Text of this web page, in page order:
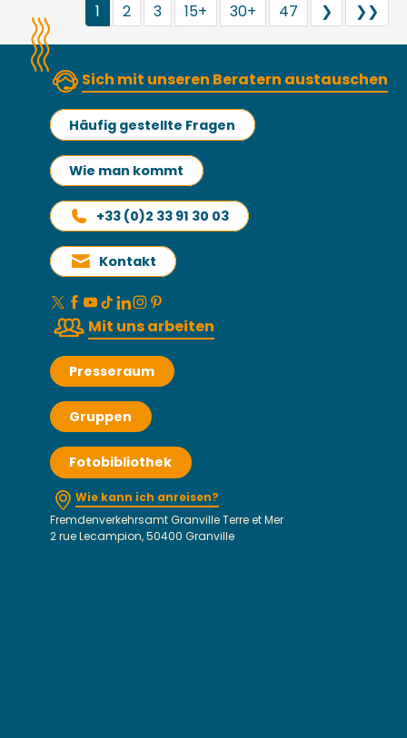
1 2 3 15+ 30+ 47 ❯ ❯❯
Sich mit unseren Beratern austauschen
Häufig gestellte Fragen
Wie man kommt
+33 (0)2 33 91 30 03
Kontakt
Mit uns arbeiten
Presseraum
Gruppen
Fotobibliothek
Wie kann ich anreisen?
Fremdenverkehrsamt Granville Terre et Mer
2 rue Lecampion, 50400 Granville